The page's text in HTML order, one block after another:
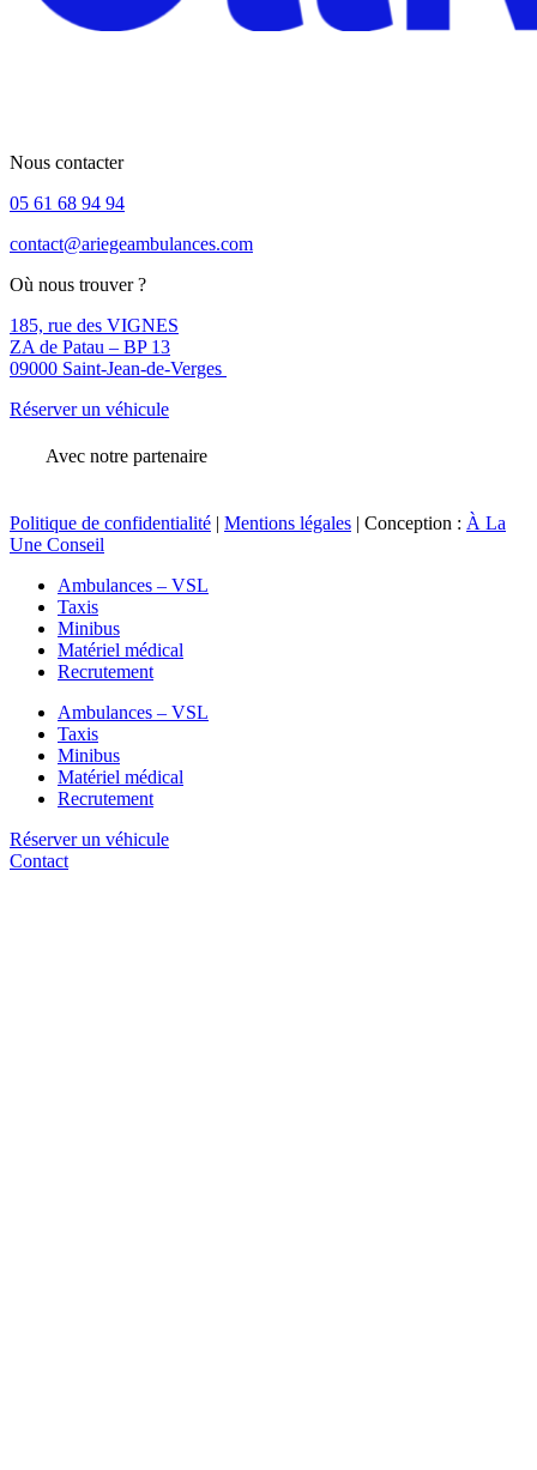
Nous contacter
05 61 68 94 94
contact@ariegeambulances.com
Où nous trouver ?
185, rue des VIGNES
ZA de Patau – BP 13
09000 Saint-Jean-de-Verges
Réserver un véhicule
Avec notre partenaire
Politique de confidentialité | Mentions légales | Conception : À La
Une Conseil
Ambulances – VSL
Taxis
Minibus
Matériel médical
Recrutement
Ambulances – VSL
Taxis
Minibus
Matériel médical
Recrutement
Réserver un véhicule
Contact